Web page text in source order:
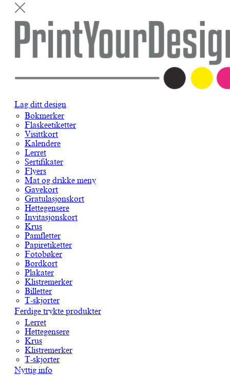
Lag ditt design
Bokmerker
Flaskeetiketter
Visittkort
Kalendere
Lerret
Sertifikater
Flyers
Mat og drikke meny
Gavekort
Gratulasjonskort
Hettegensere
Invitasjonskort
Krus
Pamfletter
Papiretiketter
Fotobøker
Bordkort
Plakater
Klistremerker
Billetter
T-skjorter
Ferdige trykte produkter
Lerret
Hettegensere
Krus
Klistremerker
T-skjorter
Nyttig info